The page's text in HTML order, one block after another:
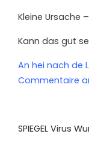
Kleine Ursache
Kann das gut
An hei nach de
Commentaire
SPIEGEL Virus